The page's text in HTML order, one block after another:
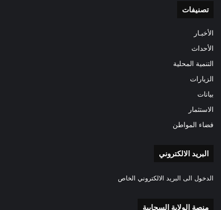
تصنيفات
الأخبـار
الأحداث
التنمية المحلية
الزيارات
بيانات
الاستثمار
فضاء المواطن
البريد الالكتروني
الدخول الى البريد الالكتروني الخاص
منصة الولاية السحابية